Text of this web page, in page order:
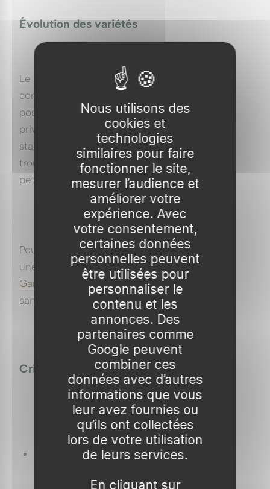
Évolution des variétés
Le renouvellement variétal vise aujourd’hui à
concilier rusticité, sucre, coloration et tenue
post-récolte. Les obtentions récentes
privilégient la régularité de production et la
stabilité aromatique. Les variétés compactes
trouvent aussi leur place en jardin urbain ou
petits vergers.
Pour les espaces réduits ou la culture en bac,
une variété naturellement modérée comme
Garden Aprigold
offre une bonne productivité
sans développer un volume excessif.
Critères de choix
Période de récolte: étager 2 ou 3 variétés
Nous utilisons des
cookies et
technologies
similaires pour faire
fonctionner le site,
mesurer l’audience et
améliorer votre
expérience. Avec
votre consentement,
certaines données
personnelles peuvent
être utilisées pour
personnaliser le
contenu et les
annonces. Des
partenaires comme
Google peuvent
combiner ces
données avec d’autres
informations que vous
leur avez fournies ou
qu’ils ont collectées
lors de votre utilisation
de leurs services.
En cliquant sur